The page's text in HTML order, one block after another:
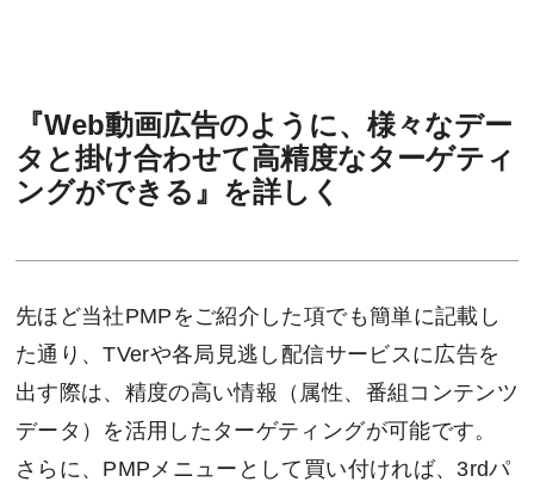
『Web動画広告のように、様々なデー
タと掛け合わせて高精度なターゲティ
ングができる』を詳しく
先ほど当社PMPをご紹介した項でも簡単に記載し
た通り、TVerや各局見逃し配信サービスに広告を
出す際は、精度の高い情報（属性、番組コンテンツ
データ）を活用したターゲティングが可能です。
さらに、PMPメニューとして買い付ければ、3rdパ